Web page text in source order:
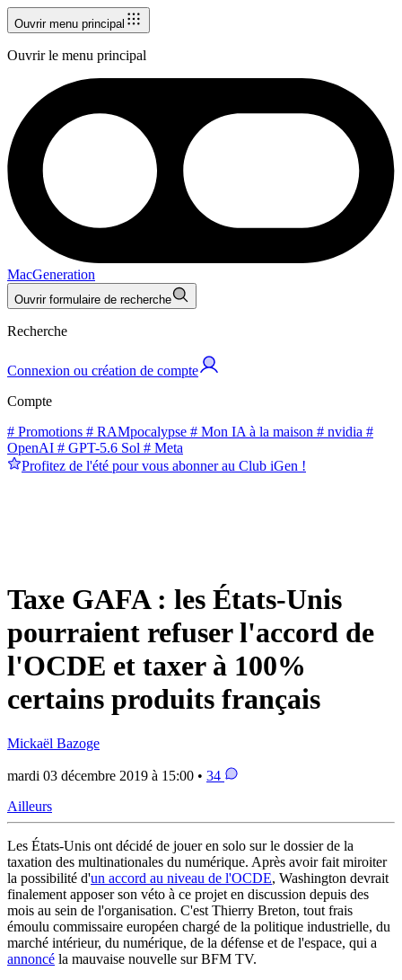
Ouvrir menu principal
Ouvrir le menu principal
MacGeneration
Ouvrir formulaire de recherche
Recherche
Connexion ou création de compte
Compte
# Promotions # RAMpocalypse # Mon IA à la maison # nvidia #
OpenAI # GPT-5.6 Sol # Meta
Profitez de l'été pour vous abonner au Club iGen !
Taxe GAFA : les États-Unis
pourraient refuser l'accord de
l'OCDE et taxer à 100%
certains produits français
Mickaël Bazoge
mardi 03 décembre 2019 à 15:00 • 34
Ailleurs
Les États-Unis ont décidé de jouer en solo sur le dossier de la
taxation des multinationales du numérique. Après avoir fait miroiter
la possibilité d'un accord au niveau de l'OCDE, Washington devrait
finalement apposer son véto à ce projet en discussion depuis des
mois au sein de l'organisation. C'est Thierry Breton, tout frais
émoulu commissaire européen chargé de la politique industrielle, du
marché intérieur, du numérique, de la défense et de l'espace, qui a
annoncé la mauvaise nouvelle sur BFM TV.